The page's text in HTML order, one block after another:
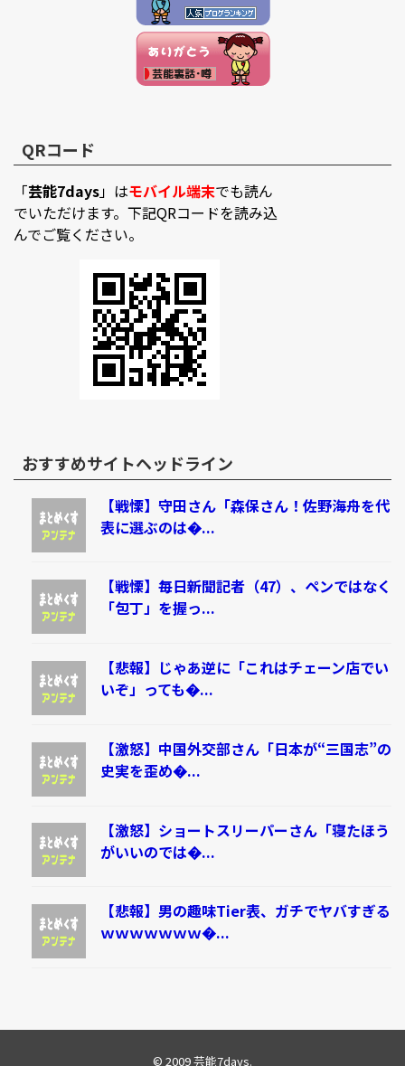
QRコード
「芸能7days」はモバイル端末でも読ん
でいただけます。下記QRコードを読み込
んでご覧ください。
おすすめサイトヘッドライン
【戦慄】守田さん「森保さん！佐野海舟を代
表に選ぶのは�...
【戦慄】毎日新聞記者（47）、ペンではなく
「包丁」を握っ...
【悲報】じゃあ逆に「これはチェーン店でい
いぞ」っても�...
【激怒】中国外交部さん「日本が“三国志”の
史実を歪め�...
【激怒】ショートスリーパーさん「寝たほう
がいいのでは�...
【悲報】男の趣味Tier表、ガチでヤバすぎる
ｗｗｗｗｗｗｗ�...
© 2009芸能7days.